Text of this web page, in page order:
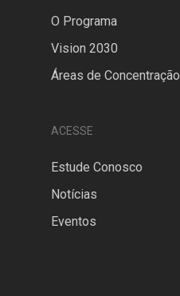
O Programa
Vision 2030
Áreas de Concentração
ACESSE
Estude Conosco
Notícias
Eventos